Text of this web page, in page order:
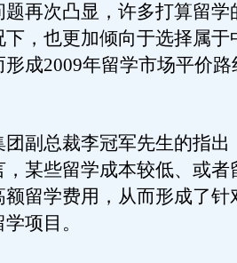
再次凸显，许多打算留学
，也更加倾向于选择属于
成2009年留学市场平价
总裁李冠军先生的指出
，某些留学成本较低、或者
留学费用，从而形成了针
项目。